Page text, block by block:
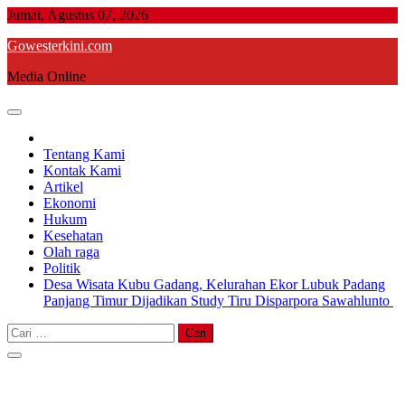
Skip
content
Jumat, Agustus 07, 2026
Gowesterkini.com
Media Online
Tentang Kami
Kontak Kami
Artikel
Ekonomi
Hukum
Kesehatan
Olah raga
Politik
Desa Wisata Kubu Gadang, Kelurahan Ekor Lubuk Padang
Panjang Timur Dijadikan Study Tiru Disparpora Sawahlunto
Cari
untuk: